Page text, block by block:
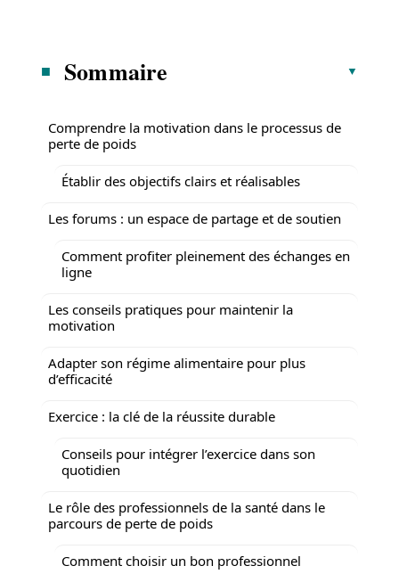
Sommaire
Comprendre la motivation dans le processus de
perte de poids
Établir des objectifs clairs et réalisables
Les forums : un espace de partage et de soutien
Comment profiter pleinement des échanges en
ligne
Les conseils pratiques pour maintenir la
motivation
Adapter son régime alimentaire pour plus
d’efficacité
Exercice : la clé de la réussite durable
Conseils pour intégrer l’exercice dans son
quotidien
Le rôle des professionnels de la santé dans le
parcours de perte de poids
Comment choisir un bon professionnel